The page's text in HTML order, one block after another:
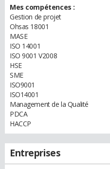
Mes compétences :
Gestion de projet
Ohsas 18001
MASE
ISO 14001
ISO 9001 V2008
HSE
SME
ISO9001
ISO14001
Management de la Qualité
PDCA
HACCP
Entreprises